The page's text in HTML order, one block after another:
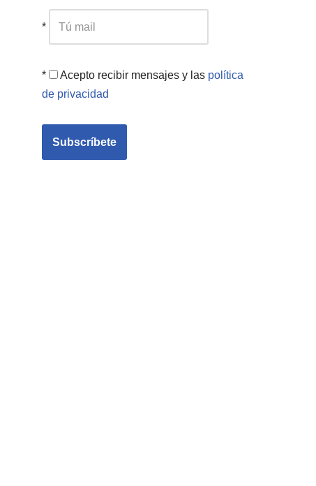
*
* Acepto recibir mensajes y las política
de privacidad